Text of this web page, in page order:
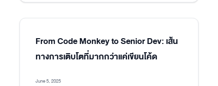
From Code Monkey to Senior Dev: เส้น
ทางการเติบโตที่มากกว่าแค่เขียนโค้ด
June 5, 2025